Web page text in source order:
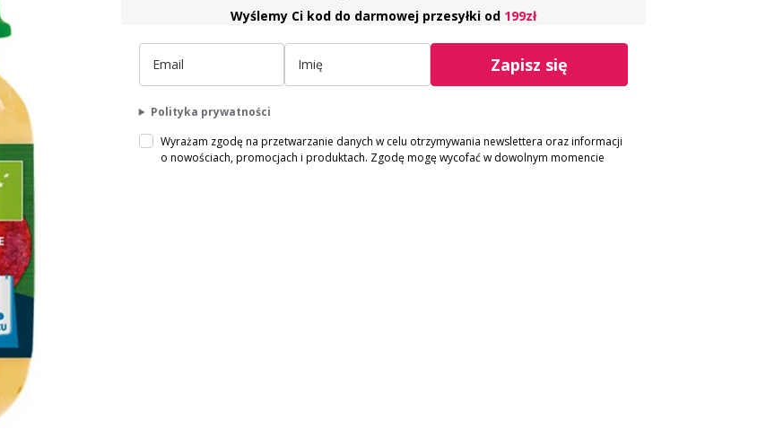
Wyślemy Ci kod do darmowej przesyłki od 199zł
Zapisz się
Polityka prywatności
Wyrażam zgodę na przetwarzanie danych w celu otrzymywania newslettera oraz informacji
o nowościach, promocjach i produktach. Zgodę mogę wycofać w dowolnym momencie